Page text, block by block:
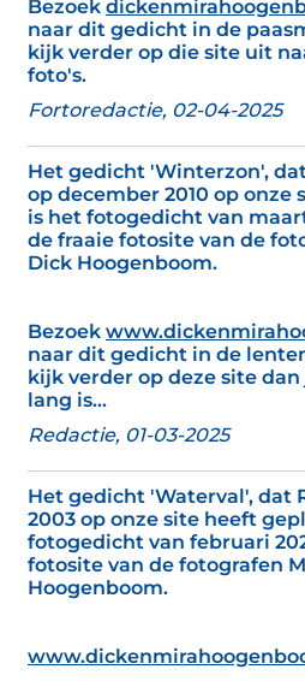
Bezoek
naar dit gedicht in de
kijk verder op die site uit
foto's.
Fortoredactie, 02-04-2025
Het gedicht 'Winterzon',
op december 2010 op
is het fotogedicht van
de fraaie fotosite van de
Dick Hoogenboom.
Bezoek
naar dit gedicht in de
kijk verder op deze site
lang is...
Redactie, 01-03-2025
Het gedicht 'Waterval', dat
2003 op onze site heeft
fotogedicht van februari
fotosite van de fotografen
Hoogenboom.